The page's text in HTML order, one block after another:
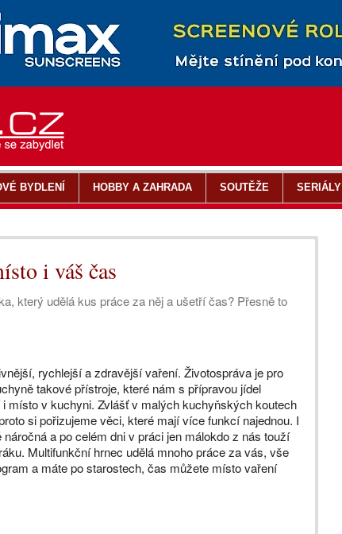
i váš čas
který udělá kus práce za něj a ušetří čas? Přesně to
rychlejší a zdravější vaření. Životospráva je pro
takové přístroje, které nám s přípravou jídel
místo v kuchyni. Zvlášť v malých kuchyňských koutech
si pořizujeme věci, které mají více funkcí najednou. I
a po celém dni v práci jen málokdo z nás touží
Multifunkční hrnec udělá mnoho práce za vás, vše
a máte po starostech, čas můžete místo vaření
BYDLENÍ HOBBY A ZAHRADA SOUTĚŽE SERIÁLY